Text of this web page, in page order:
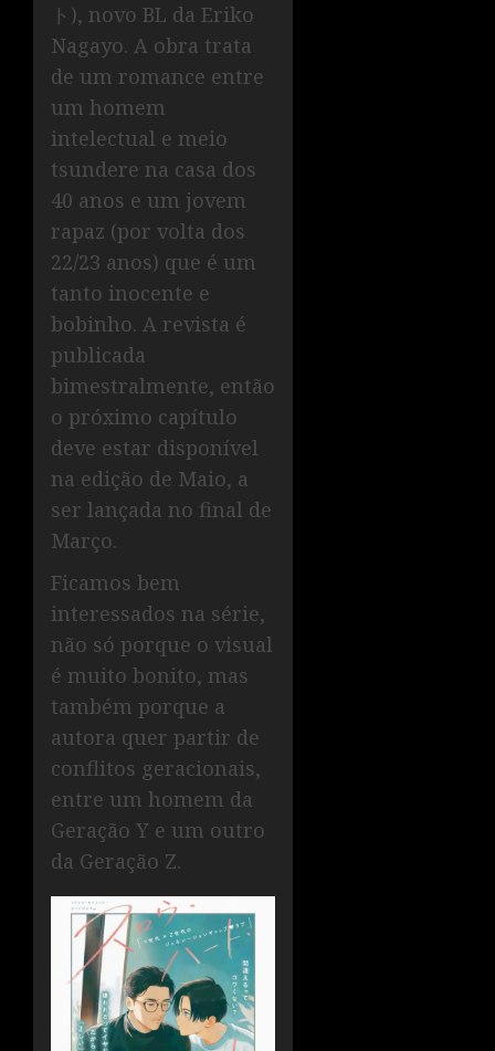
ト), novo BL da Eriko
Nagayo. A obra trata
de um romance entre
um homem
intelectual e meio
tsundere na casa dos
40 anos e um jovem
rapaz (por volta dos
22/23 anos) que é um
tanto inocente e
bobinho. A revista é
publicada
bimestralmente, então
o próximo capítulo
deve estar disponível
na edição de Maio, a
ser lançada no final de
Março.
Ficamos bem
interessados na série,
não só porque o visual
é muito bonito, mas
também porque a
autora quer partir de
conflitos geracionais,
entre um homem da
Geração Y e um outro
da Geração Z.